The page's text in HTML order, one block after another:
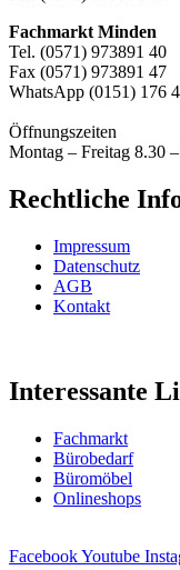
Fachmarkt Minden
Tel. (0571) 973891 40
Fax (0571) 973891 47
WhatsApp (0151) 176
Öffnungszeiten
Montag – Freitag 8.30
Rechtliche
Impressum
Datenschutz
AGB
Kontakt
Interessante
Fachmarkt
Bürobedarf
Büromöbel
Onlineshops
FacebookYoutube